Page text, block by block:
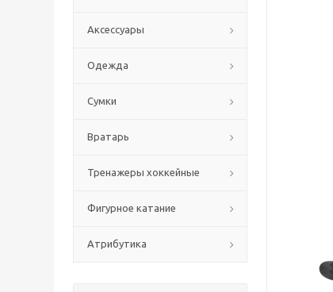
Аксессуары
Одежда
Сумки
Вратарь
Тренажеры хоккейные
Фигурное катание
Атрибутика